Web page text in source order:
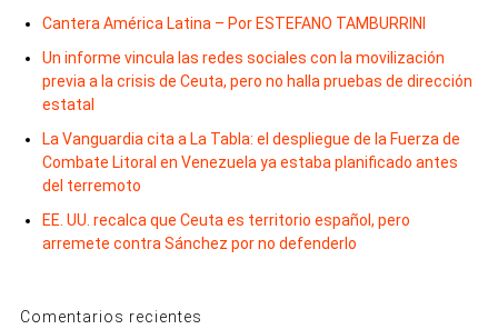
Cantera América Latina – Por ESTEFANO TAMBURRINI
Un informe vincula las redes sociales con la movilización
previa a la crisis de Ceuta, pero no halla pruebas de dirección
estatal
La Vanguardia cita a La Tabla: el despliegue de la Fuerza de
Combate Litoral en Venezuela ya estaba planificado antes
del terremoto
EE. UU. recalca que Ceuta es territorio español, pero
arremete contra Sánchez por no defenderlo
Comentarios recientes